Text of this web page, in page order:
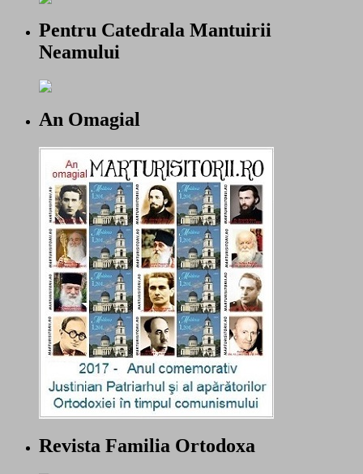
Pentru Catedrala Mantuirii
Neamului
An Omagial
Revista Familia Ortodoxa